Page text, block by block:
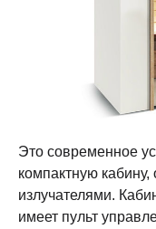
Это современное
компактную
излучателями.
имеет пульт